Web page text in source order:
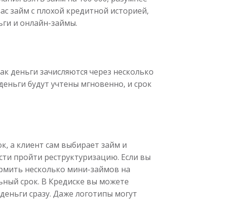
займ с плохой кредитной историей,
и онлайн-займы.
зачисляются через несколько
будут учтены мгновенно, и срок
а клиент сам выбирает займ и
пройти реструктуризацию. Если вы
несколько мини-займов на
срок. В Кредиске вы можете
сразу. Даже логотипы могут